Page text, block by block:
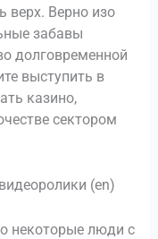
верх. Верно изо
забавы
долговременной
выступить в
казино,
сектором
(en)
некоторые люди с